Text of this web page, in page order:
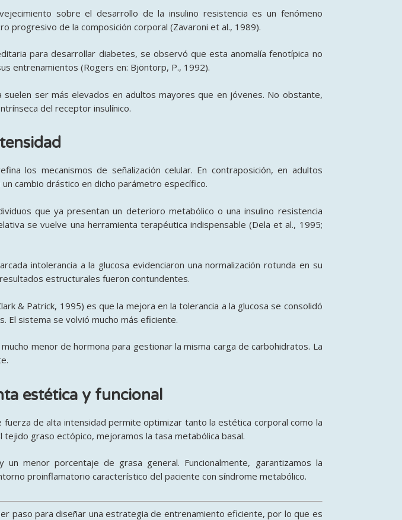
sobre el desarrollo de la insulino resistencia es un fenómeno
progresivo de la composición corporal (Zavaroni et al., 1989).
para desarrollar diabetes, se observó que esta anomalía fenotípica no
entrenamientos (Rogers en: Bjöntorp, P., 1992).
suelen ser más elevados en adultos mayores que en jóvenes. No obstante,
del receptor insulínico.
los mecanismos de señalización celular. En contraposición, en adultos
cambio drástico en dicho parámetro específico.
que ya presentan un deterioro metabólico o una insulino resistencia
se vuelve una herramienta terapéutica indispensable (Dela et al., 1995;
intolerancia a la glucosa evidenciaron una normalización rotunda en su
estructurales fueron contundentes.
& Patrick, 1995) es que la mejora en la tolerancia a la glucosa se consolidó
El sistema se volvió mucho más eficiente.
menor de hormona para gestionar la misma carga de carbohidratos. La
estética y funcional
de alta intensidad permite optimizar tanto la estética corporal como la
tejido graso ectópico, mejoramos la tasa metabólica basal.
menor porcentaje de grasa general. Funcionalmente, garantizamos la
proinflamatorio característico del paciente con síndrome metabólico.
paso para diseñar una estrategia de entrenamiento eficiente, por lo que es